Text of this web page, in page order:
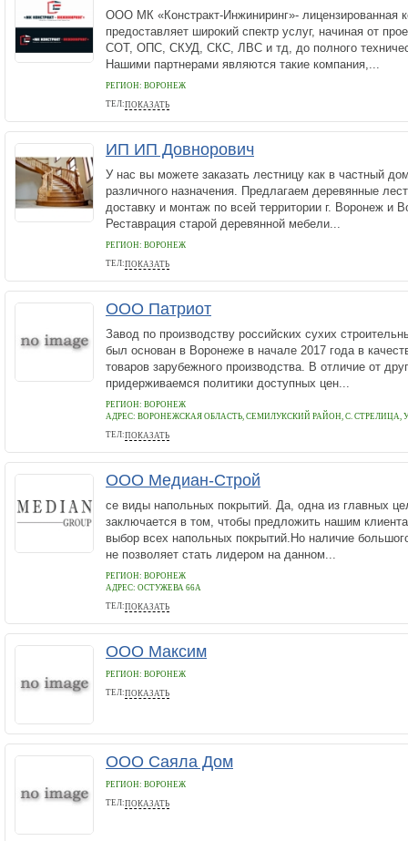
ООО МК «Констракт-Инжиниринг»- лицензированная
предоставляет широкий спектр услуг, начиная от
СОТ, ОПС, СКУД, СКС, ЛВС и тд, до полного
Нашими партнерами являются такие компания,...
РЕГИОН: ВОРОНЕЖ
ТЕЛ:ПОКАЗАТЬ
+79202280799
ИП ИП Довнорович
У нас вы можете заказать лестницу как в частный
различного назначения. Предлагаем деревянные
доставку и монтаж по всей территории г. Воронеж и
Реставрация старой деревянной мебели...
РЕГИОН: ВОРОНЕЖ
ТЕЛ:ПОКАЗАТЬ
89202144422
ООО Патриот
Завод по производству российских сухих
был основан в Воронеже в начале 2017 года в
товаров зарубежного производства. В отличие от
придерживаемся политики доступных цен...
РЕГИОН: ВОРОНЕЖ
АДРЕС: ВОРОНЕЖСКАЯ ОБЛАСТЬ, СЕМИЛУКСКИЙ РАЙОН, С. СТРЕЛИЦА,
ТЕЛ:ПОКАЗАТЬ
7 (960) 132-000-4
ООО Медиан-Строй
се виды напольных покрытий. Да, одна из главных
заключается в том, чтобы предложить нашим
выбор всех напольных покрытий.Но наличие
не позволяет стать лидером на данном...
РЕГИОН: ВОРОНЕЖ
АДРЕС: ОСТУЖЕВА 66А
ТЕЛ:ПОКАЗАТЬ
79155437583
ООО Максим
РЕГИОН: ВОРОНЕЖ
ТЕЛ:ПОКАЗАТЬ
7 (495) 150-14-25
ООО Саяла Дом
РЕГИОН: ВОРОНЕЖ
ТЕЛ:ПОКАЗАТЬ
8800-3503184